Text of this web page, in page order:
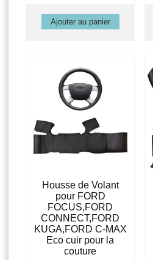
Housse de Volant
pour FORD
FOCUS,FORD
CONNECT,FORD
KUGA,FORD C-MAX
Eco cuir pour la
couture